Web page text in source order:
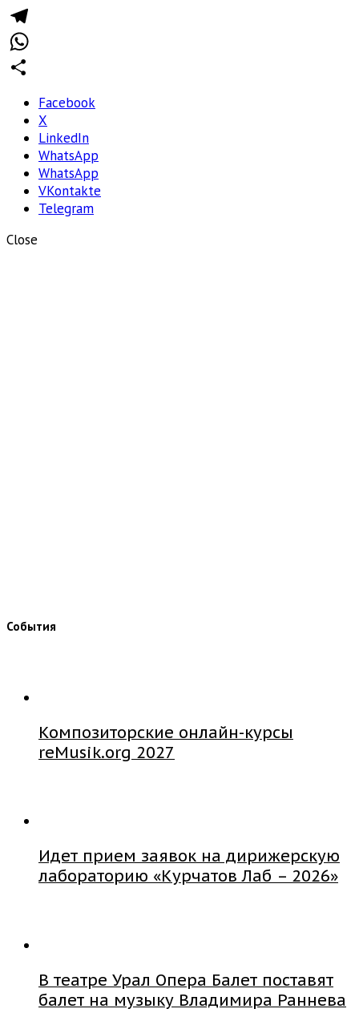
VK
Telegram
WhatsApp
Facebook
X
LinkedIn
WhatsApp
WhatsApp
VKontakte
Telegram
Close
События
Композиторские онлайн-курсы
reMusik.org 2027
Идет прием заявок на дирижерскую
лабораторию «Курчатов Лаб – 2026»
В театре Урал Опера Балет поставят
балет на музыку Владимира Раннева